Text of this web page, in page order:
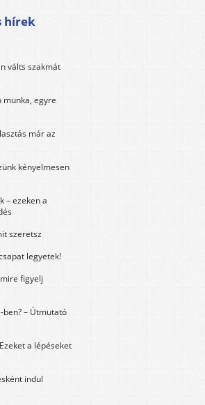
hírek
válts szakmát
munka, egyre
már az
kényelmesen
– ezeken a
szeretsz
legyetek!
figyelj
– Útmutató
a lépéseket
indul